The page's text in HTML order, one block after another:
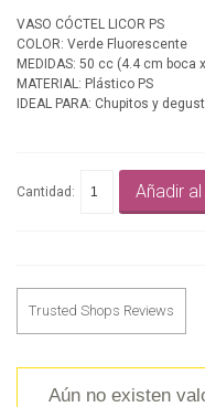
VASO CÓCTEL LICOR PS
COLOR: Verde Fluorescente
MEDIDAS: 50 cc (4.4 cm boca
MATERIAL: Plástico PS
IDEAL PARA: Chupitos y
Cantidad: Añadir
Trusted Shops Reviews
Aún no existen